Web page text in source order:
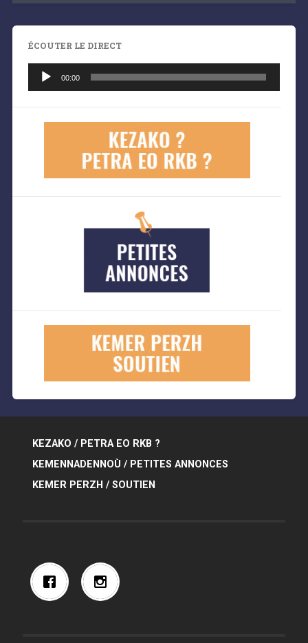
ÉCOUTER LE DIRECT
Lecteur
audio
00:00
KEZAKO / PETRA EO RKB ?
KEMENNADENNOÙ / PETITES ANNONCES
KEMER PERZH / SOUTIEN